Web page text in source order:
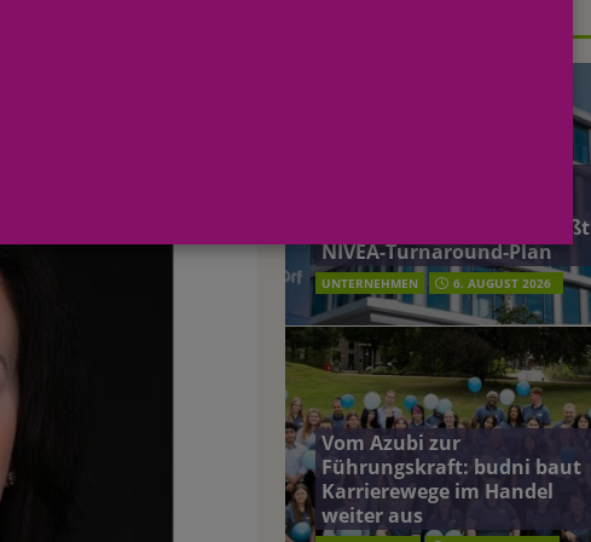
fördert ehrenamtliches Engagement der Mitarbeitenden in
Unternehmen gehört weltweit zu den Pionieren bei der
Konzern passt Prognose an und beschließt NIVEA-Turnaround-Plan
Prognose an und beschließt
NIVEA-Turnaround-Plan
UNTERNEHMEN 6. AUGUST 2026
Vom Azubi zur
Führungskraft: budni baut
Karrierewege im Handel
weiter aus